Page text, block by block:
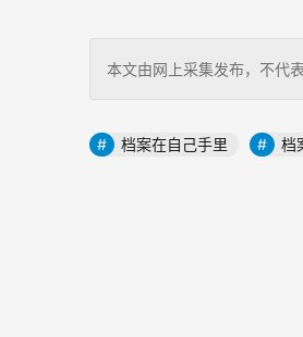
本文由网上采集发布，不代
档案在自己手里 档